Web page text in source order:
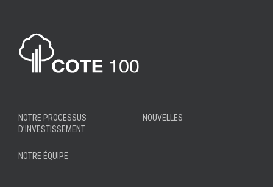
NOTRE PROCESSUS
D’INVESTISSEMENT
NOTRE ÉQUIPE
NOUVELLES